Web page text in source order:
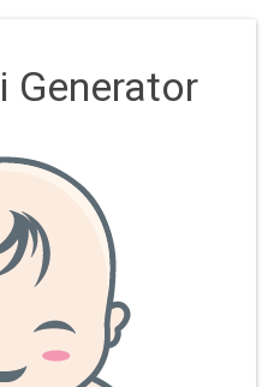
Generator